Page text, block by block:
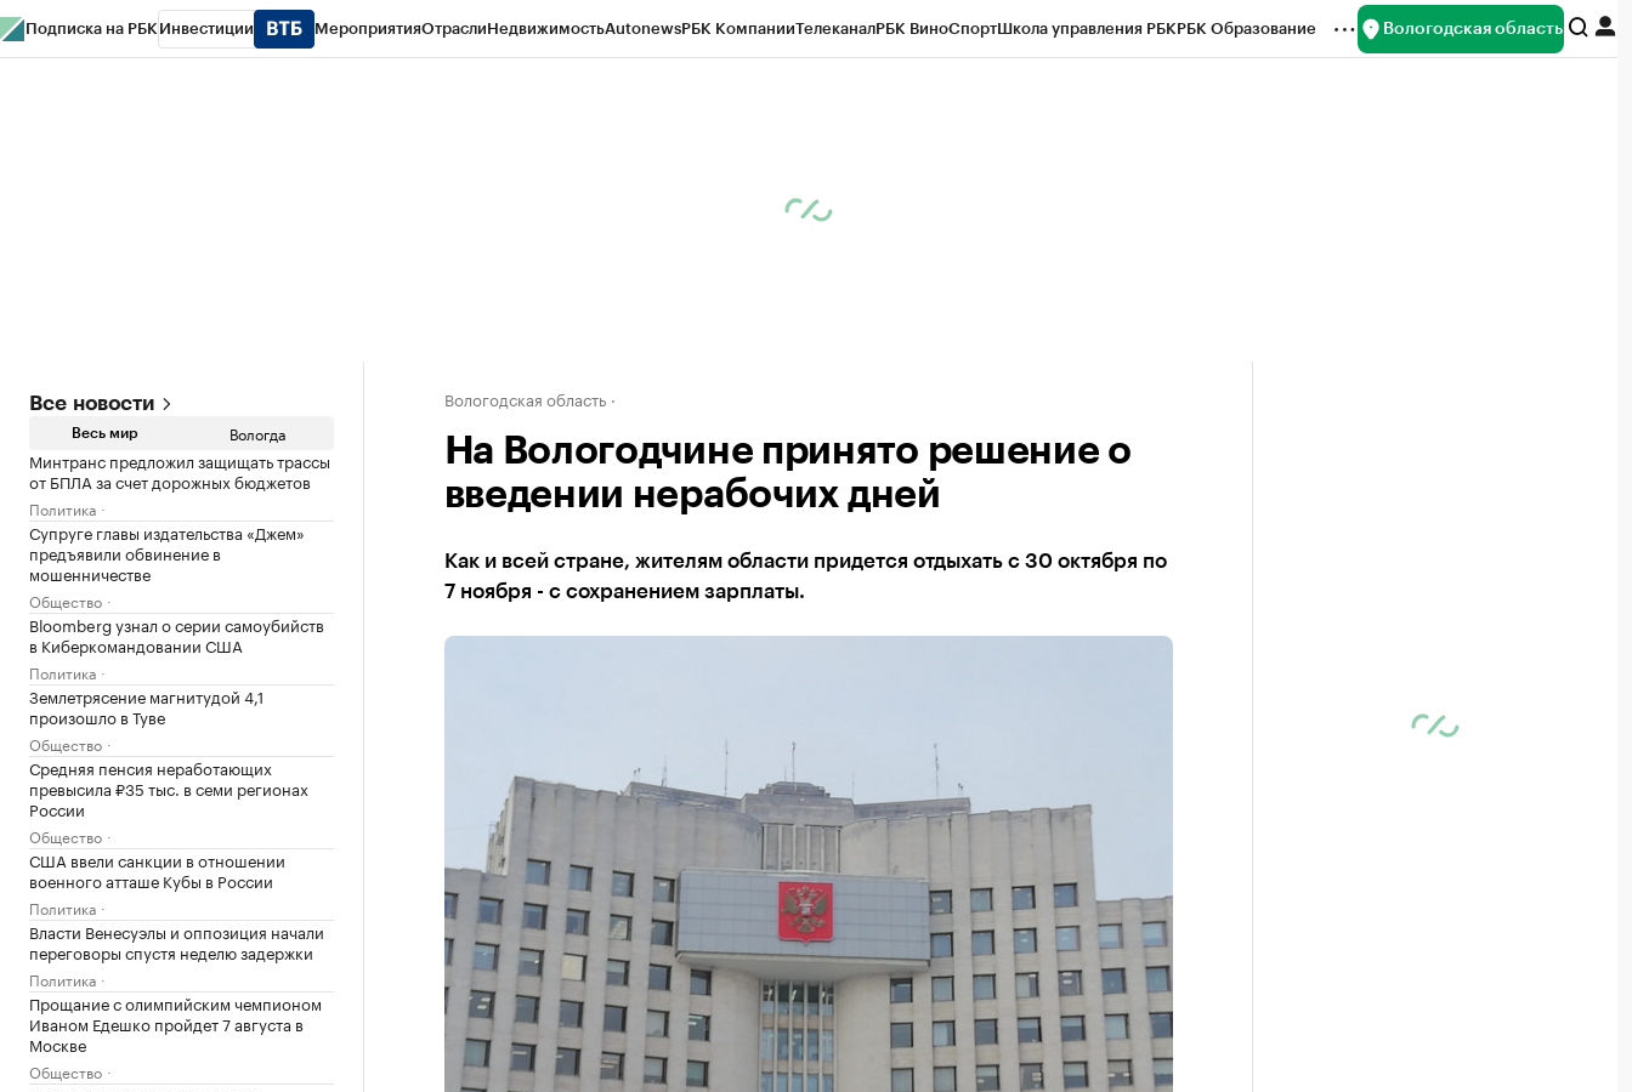
Подписка на РБК Инвестиции МероприятияОтраслиНедвижимостьAutonewsРБК КомпанииТелеканалРБК ВиноСпортШкола управления РБКРБК Образование Вологодская область
Все новости
Весь мир Вологда
Минтранс предложил защищать трассы
от БПЛА за счет дорожных бюджетов
Политика
Супруге главы издательства «Джем»
предъявили обвинение в
мошенничестве
Общество
Bloomberg узнал о серии самоубийств
в Киберкомандовании США
Политика
Землетрясение магнитудой 4,1
произошло в Туве
Общество
Средняя пенсия неработающих
превысила ₽35 тыс. в семи регионах
России
Общество
США ввели санкции в отношении
военного атташе Кубы в России
Политика
Власти Венесуэлы и оппозиция начали
переговоры спустя неделю задержки
Политика
Прощание с олимпийским чемпионом
Иваном Едешко пройдет 7 августа в
Москве
Общество
Вологодская область
На Вологодчине принято решение о
введении нерабочих дней
Как и всей стране, жителям области придется отдыхать с 30 октября по
7 ноября - с сохранением зарплаты.